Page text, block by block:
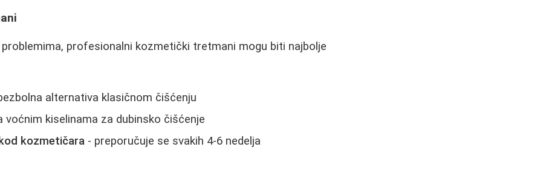
profesionalni kozmetički tretmani mogu biti najbolje
alternativa klasičnom čišćenju
voćnim kiselinama za dubinsko čišćenje
kozmetičara - preporučuje se svakih 4-6 nedelja